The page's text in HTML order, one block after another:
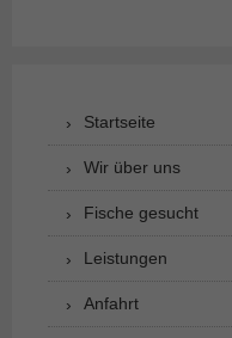
Startseite
Wir über uns
Fische gesucht
Leistungen
Anfahrt